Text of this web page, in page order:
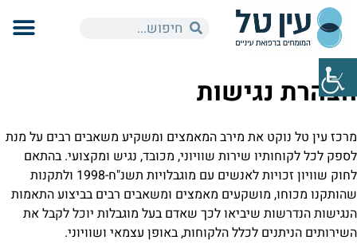
הצהרת נגישות
מרכז עין טל נוקט את מירב המאמצים ומשקיע משאבים רבים על מנת
לספק לכל לקוחותיו שירות שוויוני, מכובד, נגיש ומקצועי. בהתאם
לחוק שוויון זכויות לאנשים עם מוגבלויות תשנ"ח-1998 ולתקנות
שהותקנו מכוחו, מושקעים מאמצים ומשאבים רבים בביצוע התאמות
הנגישות הנדרשות שיביאו לכך שאדם בעל מוגבלות יוכל לקבל את
השירותים הניתנים לכלל הלקוחות, באופן עצמאי ושוויוני.